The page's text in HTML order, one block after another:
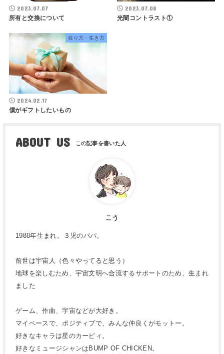
2023.07.07
所有と交換について
2023.07.08
光闇コントラスト①
在り方・生き方
2024.02.17
僕がギフトしたいもの
ABOUT US
こう
1988年生まれ。３児のパパ。
前世は宇宙人（色々やってると思う）
地球を楽しむため、宇宙文明へ合流するサポートのため、生まれ
ました
ゲーム、作曲、宇宙などが大好き。
マイペースで、ポジティブで、みんな仲良くがモットー。
好きなキャラは星のカービィ。
好きなミュージシャンはBUMP OF CHICKEN。